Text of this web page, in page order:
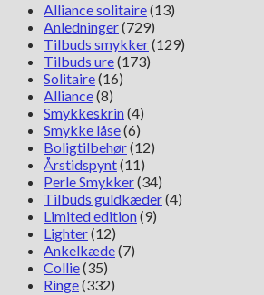
Alliance solitaire(13)
Anledninger(729)
Tilbuds smykker(129)
Tilbuds ure(173)
Solitaire(16)
Alliance(8)
Smykkeskrin(4)
Smykke låse(6)
Boligtilbehør(12)
Årstidspynt(11)
Perle Smykker(34)
Tilbuds guldkæder(4)
Limited edition(9)
Lighter(12)
Ankelkæde(7)
Collie(35)
Ringe(332)